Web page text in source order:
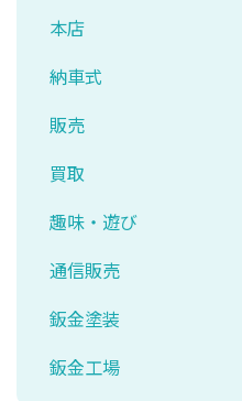
本店
納車式
販売
買取
趣味・遊び
通信販売
鈑金塗装
鈑金工場